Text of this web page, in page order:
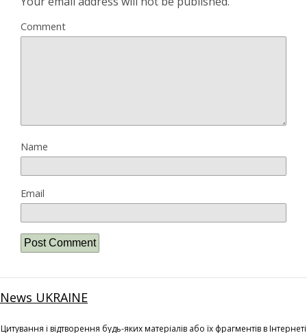
Comment
Name
Email
News UKRAINE
Цитування і відтворення будь-яких матеріалів або їх фрагментів в Інтернеті